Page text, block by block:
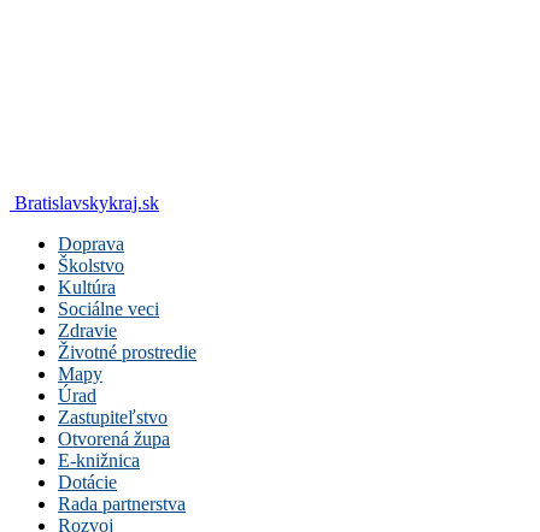
Bratislavskykraj.sk
Doprava
Školstvo
Kultúra
Sociálne veci
Zdravie
Životné prostredie
Mapy
Úrad
Zastupiteľstvo
Otvorená župa
E-knižnica
Dotácie
Rada partnerstva
Rozvoj